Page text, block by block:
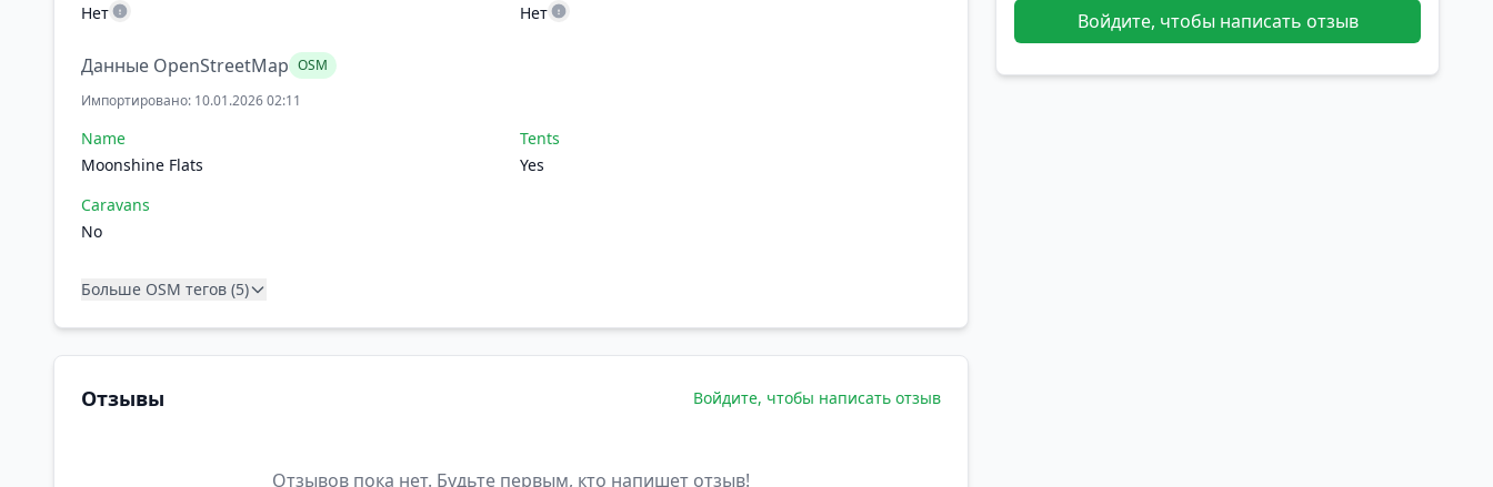
Нет
Нет
Данные OpenStreetMap OSM
Импортировано: 10.01.2026 02:11
Name
Moonshine Flats
Tents
Yes
Caravans
No
Больше OSM тегов (5)
Отзывы Войдите, чтобы написать отзыв
Отзывов пока нет. Будьте первым, кто напишет отзыв!
Войдите, чтобы написать отзыв